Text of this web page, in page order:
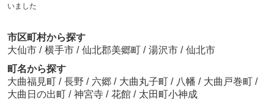
いました
市区町村から探す
大仙市 / 横手市 / 仙北郡美郷町 / 湯沢市 / 仙北市
町名から探す
大曲福見町 / 長野 / 六郷 / 大曲丸子町 / 八幡 / 大曲戸巻町 /
大曲日の出町 / 神宮寺 / 花館 / 太田町小神成